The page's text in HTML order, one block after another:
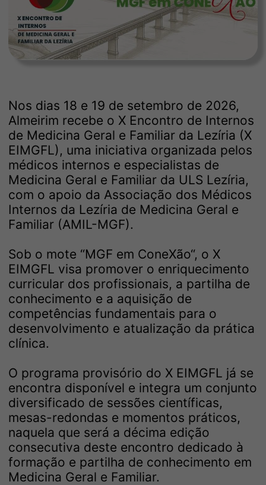
Nos dias 18 e 19 de setembro de 2026,
Almeirim recebe o X Encontro de Internos
de Medicina Geral e Familiar da Lezíria (X
EIMGFL), uma iniciativa organizada pelos
médicos internos e especialistas de
Medicina Geral e Familiar da ULS Lezíria,
com o apoio da Associação dos Médicos
Internos da Lezíria de Medicina Geral e
Familiar (AMIL-MGF).
Sob o mote “MGF em ConeXão“, o X
EIMGFL visa promover o enriquecimento
curricular dos profissionais, a partilha de
conhecimento e a aquisição de
competências fundamentais para o
desenvolvimento e atualização da prática
clínica.
O programa provisório do X EIMGFL já se
encontra disponível e integra um conjunto
diversificado de sessões científicas,
mesas-redondas e momentos práticos,
naquela que será a décima edição
consecutiva deste encontro dedicado à
formação e partilha de conhecimento em
Medicina Geral e Familiar.